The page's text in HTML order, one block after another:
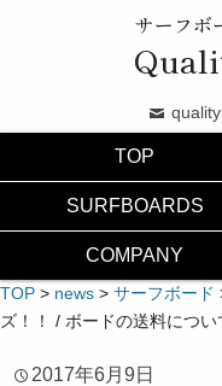
サーフボ
TOP
SURFBOARDS
COMPANY
TOP > news > サーフボード
ズ！！ / ボードの送料につい
2017年6月9日